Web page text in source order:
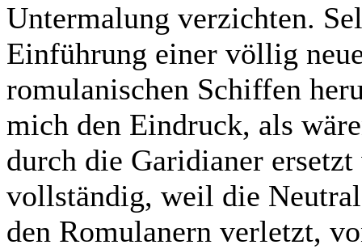
Untermalung verzichten.
Einführung einer völlig
romulanischen Schiffen
mich den Eindruck, als
durch die Garidianer
vollständig, weil die
den Romulanern verletzt,